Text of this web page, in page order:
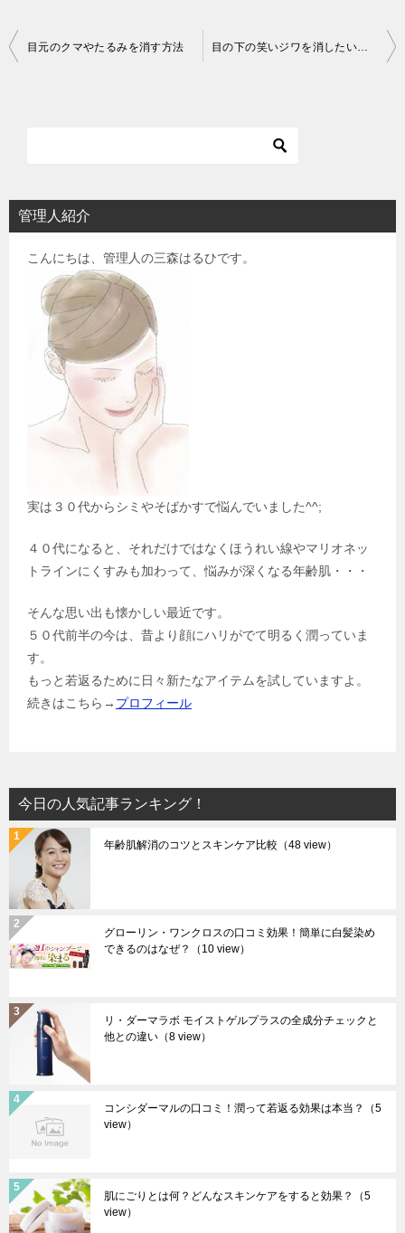
投
シ
目元のクマやたるみを消す方法 目の下の笑いジワを消したい！どうすればいい？
管理人紹介
こんにちは、管理人の三森はるひです。
実は３０代からシミやそばかすで悩んでいました^^;
４０代になると、それだけではなくほうれい線やマリオネッ
トラインにくすみも加わって、悩みが深くなる年齢肌・・・
そんな思い出も懐かしい最近です。
５０代前半の今は、昔より顔にハリがでて明るく潤っていま
す。
もっと若返るために日々新たなアイテムを試していますよ。
続きはこちら→ プロフィール
今日の人気記事ランキング！
年齢肌解消のコツとスキンケア比較 （48 view）
グローリン・ワンクロスの口コミ効果！簡単に白髪染め
できるのはなぜ？
（10 view）
リ・ダーマラボ モイストゲルプラスの全成分チェックと
他との違い （8 view）
コンシダーマルの口コミ！潤って若返る効果は本当？
（5
view）
肌にごりとは何？どんなスキンケアをすると効果？
（5
view）